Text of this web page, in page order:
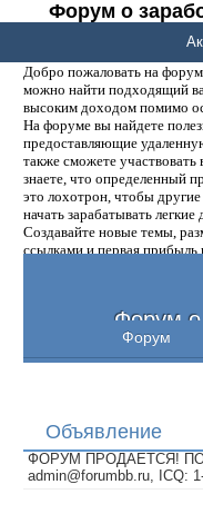
Форум о
Добро пожаловать на форум
можно найти подходящий
высоким доходом помимо
На форуме вы найдете
предоставляющие
также сможете
знаете, что определенный
это лохотрон, чтобы
начать зарабатывать
Создавайте новые темы,
ссылками и первая прибыль
Форум о
Форум
Объявление
ФОРУМ ПРОДАЕТСЯ!
admin@forumbb.ru, ICQ: